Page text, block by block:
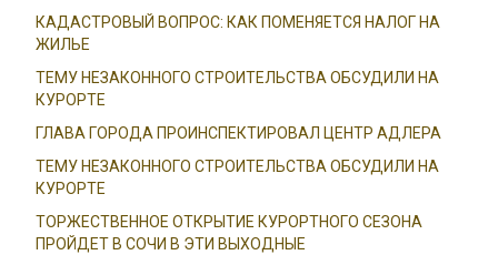
КАДАСТРОВЫЙ ВОПРОС: КАК ПОМЕНЯЕТСЯ НАЛОГ НА
ЖИЛЬЕ
ТЕМУ НЕЗАКОННОГО СТРОИТЕЛЬСТВА ОБСУДИЛИ НА
КУРОРТЕ
ГЛАВА ГОРОДА ПРОИНСПЕКТИРОВАЛ ЦЕНТР АДЛЕРА
ТЕМУ НЕЗАКОННОГО СТРОИТЕЛЬСТВА ОБСУДИЛИ НА
КУРОРТЕ
ТОРЖЕСТВЕННОЕ ОТКРЫТИЕ КУРОРТНОГО СЕЗОНА
ПРОЙДЕТ В СОЧИ В ЭТИ ВЫХОДНЫЕ